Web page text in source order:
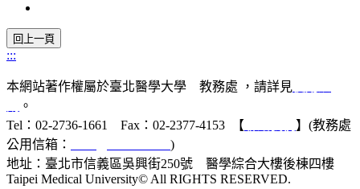
:::
本網站著作權屬於臺北醫學大學 教務處 ，請詳見
。
Tel：02-2736-1661 Fax：02-2377-4153 【
】(教務處
公用信箱：
)
地址：臺北市信義區吳興街250號 醫學綜合大樓後棟四樓
Taipei Medical University© All RIGHTS RESERVED.